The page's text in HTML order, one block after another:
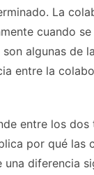
La
cuando
algunas de
entre la
entre los dos
por qué las
diferencia